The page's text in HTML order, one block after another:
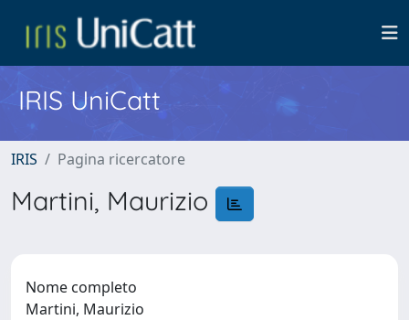
IRIS UniCatt
IRIS Pagina ricercatore
Martini, Maurizio
Nome completo
Martini, Maurizio